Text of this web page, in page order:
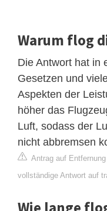
Warum flog
Die Antwort hat in
Gesetzen und
Aspekten der
höher das
Luft, sodass der
nicht abbremsen
Antrag auf
vollständige Antwort auf